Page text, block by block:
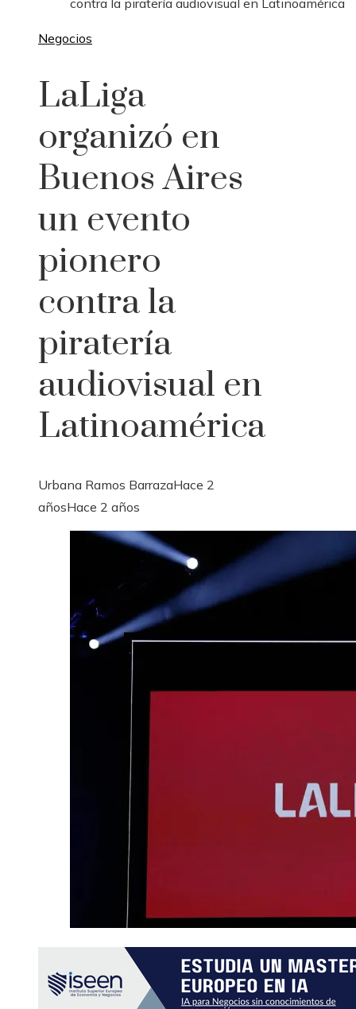
contra la piratería audiovisual en Latinoamérica
Negocios
LaLiga
organizó en
Buenos Aires
un evento
pionero
contra la
piratería
audiovisual en
Latinoamérica
Urbana Ramos BarrazaHace 2
añosHace 2 años